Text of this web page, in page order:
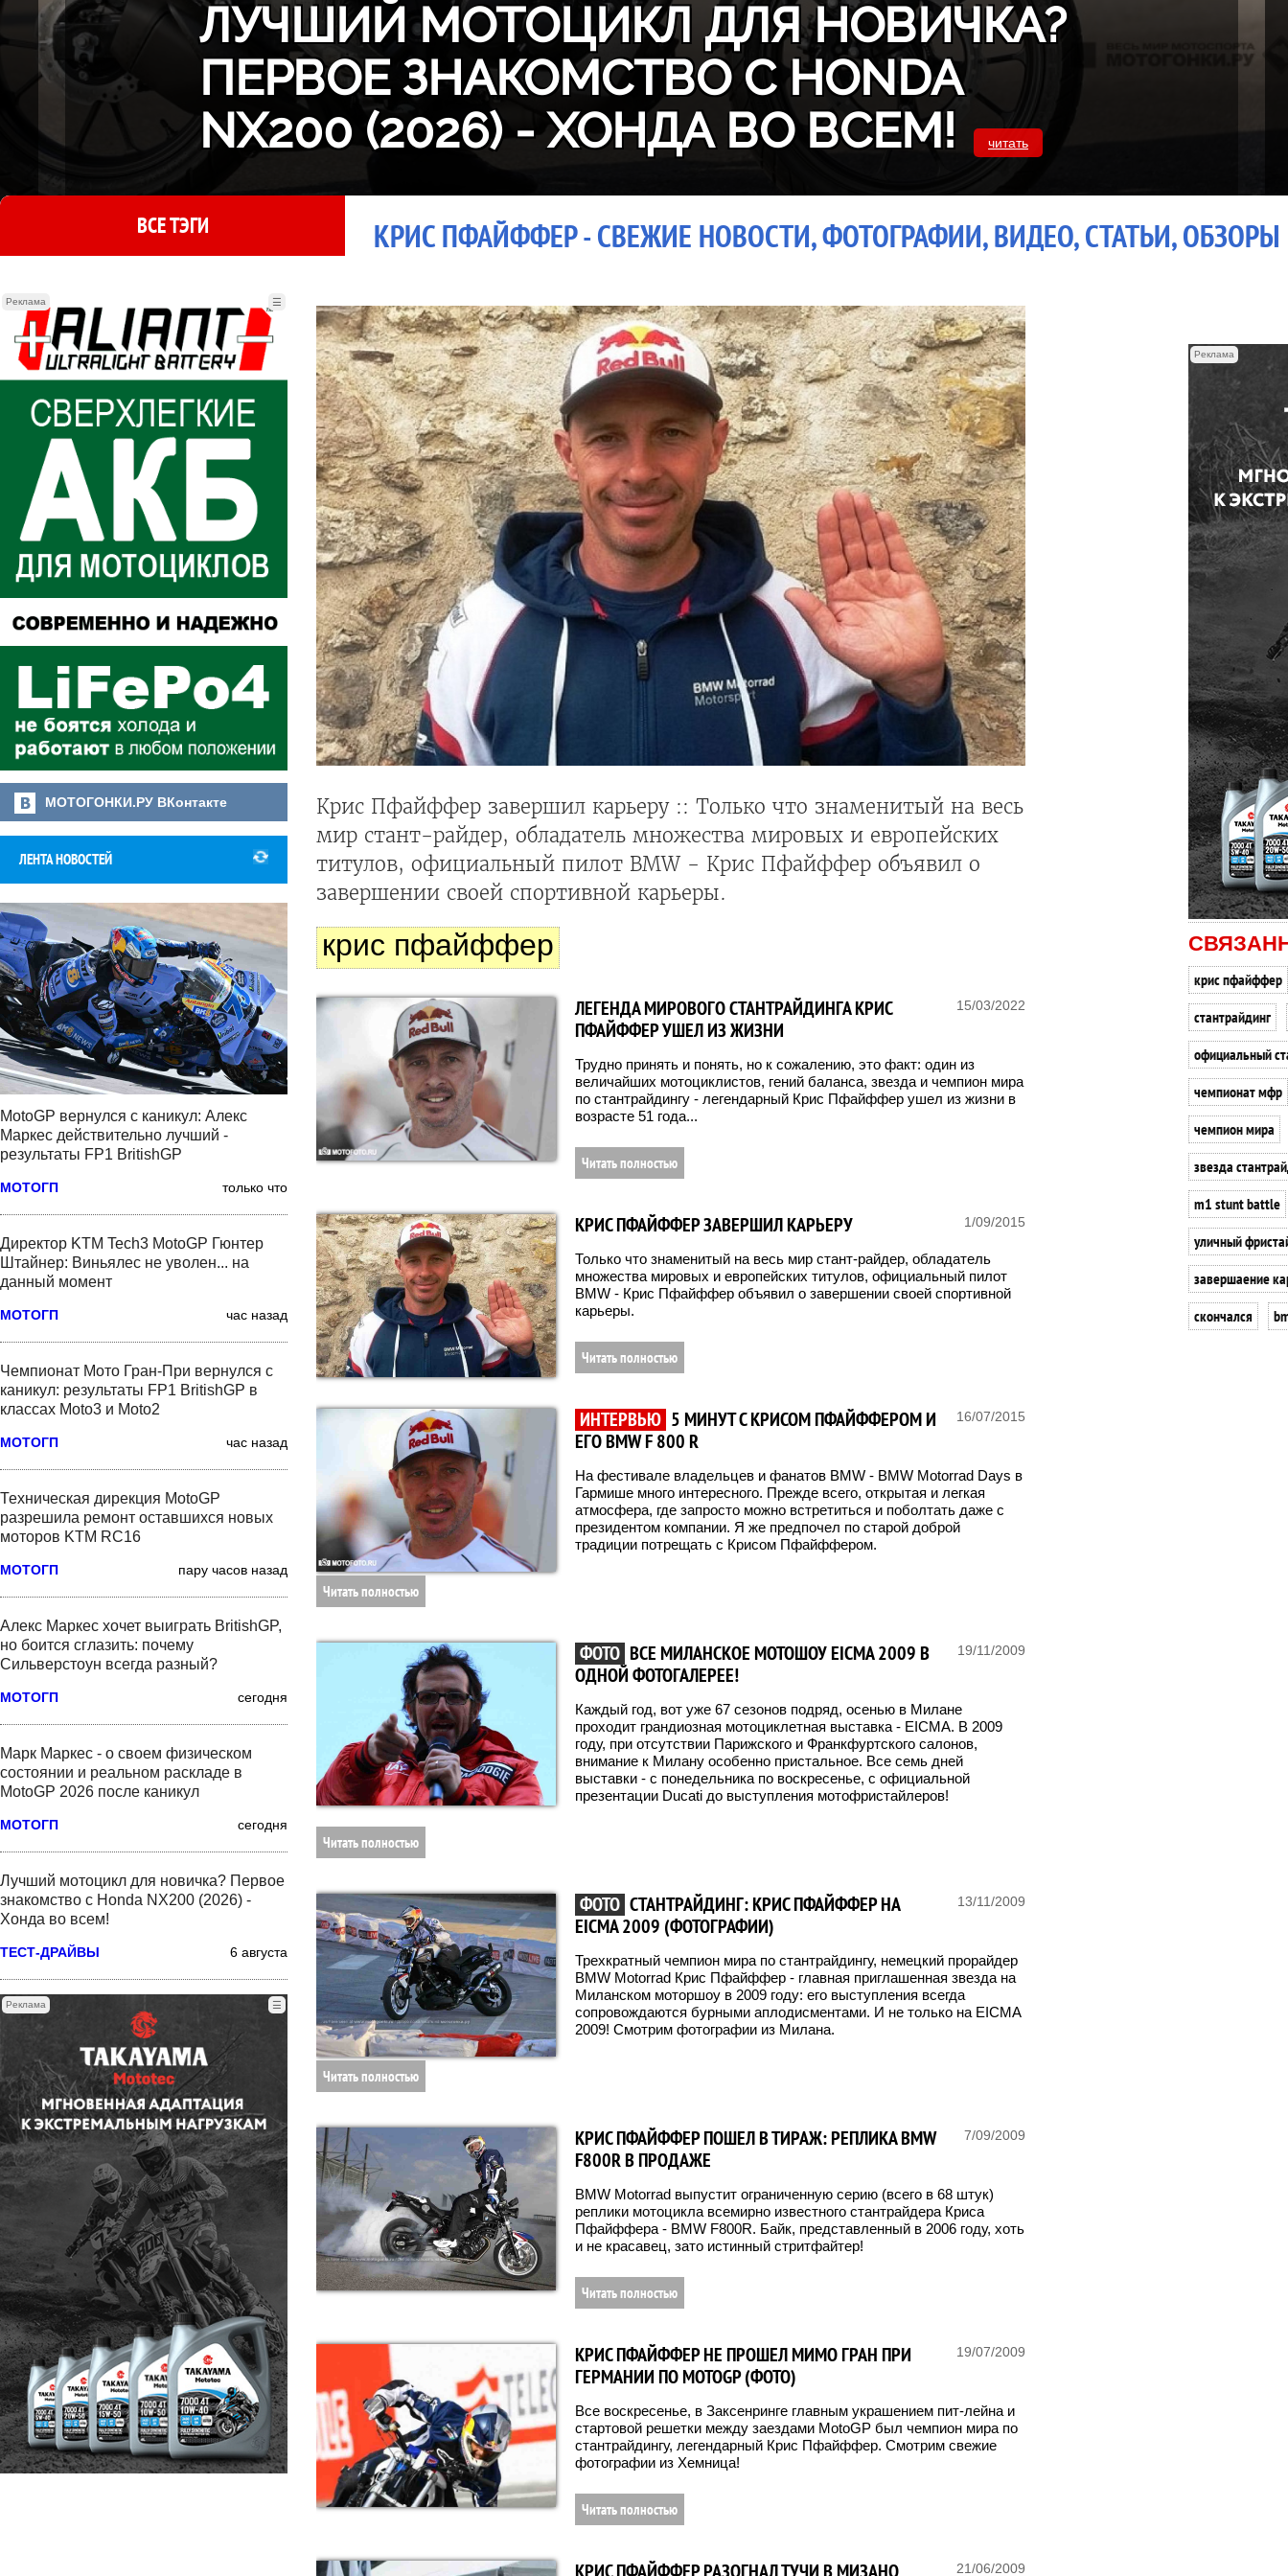
ЛУЧШИЙ МОТОЦИКЛ ДЛЯ НОВИЧКА?
ПЕРВОЕ ЗНАКОМСТВО С HONDA
NX200 (2026) - ХОНДА ВО ВСЕМ!
читать
ВСЕ ТЭГИ КРИС ПФАЙФФЕР - СВЕЖИЕ НОВОСТИ, ФОТОГРАФИИ, ВИДЕО, СТАТЬИ, ОБЗОРЫ
Реклама ☰
МОТОГОНКИ.РУ ВКонтакте
ЛЕНТА НОВОСТЕЙ
MotoGP вернулся с каникул: Алекс
Маркес действительно лучший -
результаты FP1 BritishGP
МОТОГП только что
Директор KTM Tech3 MotoGP Гюнтер
Штайнер: Виньялес не уволен... на
данный момент
МОТОГП час назад
Чемпионат Мото Гран-При вернулся с
каникул: результаты FP1 BritishGP в
классах Moto3 и Moto2
МОТОГП час назад
Техническая дирекция MotoGP
разрешила ремонт оставшихся новых
моторов KTM RC16
МОТОГП пару часов назад
Алекс Маркес хочет выиграть BritishGP,
но боится сглазить: почему
Сильверстоун всегда разный?
МОТОГП сегодня
Марк Маркес - о своем физическом
состоянии и реальном раскладе в
MotoGP 2026 после каникул
МОТОГП сегодня
Лучший мотоцикл для новичка? Первое
знакомство с Honda NX200 (2026) -
Хонда во всем!
ТЕСТ-ДРАЙВЫ 6 августа
Реклама ☰
Крис Пфайффер завершил карьеру :: Только что знаменитый на весь
мир стант-райдер, обладатель множества мировых и европейских
титулов, официальный пилот BMW - Крис Пфайффер объявил о
завершении своей спортивной карьеры.
крис пфайффер
15/03/2022
ЛЕГЕНДА МИРОВОГО СТАНТРАЙДИНГА КРИС
ПФАЙФФЕР УШЕЛ ИЗ ЖИЗНИ
Трудно принять и понять, но к сожалению, это факт: один из
величайших мотоциклистов, гений баланса, звезда и чемпион мира
по стантрайдингу - легендарный Крис Пфайффер ушел из жизни в
возрасте 51 года...
Читать полностью
1/09/2015
КРИС ПФАЙФФЕР ЗАВЕРШИЛ КАРЬЕРУ
Только что знаменитый на весь мир стант-райдер, обладатель
множества мировых и европейских титулов, официальный пилот
BMW - Крис Пфайффер объявил о завершении своей спортивной
карьеры.
Читать полностью
ИНТЕРВЬЮ 16/07/2015
5 МИНУТ С КРИСОМ ПФАЙФФЕРОМ И
ЕГО BMW F 800 R
На фестивале владельцев и фанатов BMW - BMW Motorrad Days в
Гармише много интересного. Прежде всего, открытая и легкая
атмосфера, где запросто можно встретиться и поболтать даже с
президентом компании. Я же предпочел по старой доброй
традиции потрещать с Крисом Пфайффером.
Читать полностью
ФОТО 19/11/2009
ВСЕ МИЛАНСКОЕ МОТОШОУ EICMA 2009 В
ОДНОЙ ФОТОГАЛЕРЕЕ!
Каждый год, вот уже 67 сезонов подряд, осенью в Милане
проходит грандиозная мотоциклетная выставка - EICMA. В 2009
году, при отсутствии Парижского и Франкфуртского салонов,
внимание к Милану особенно пристальное. Все семь дней
выставки - с понедельника по воскресенье, с официальной
презентации Ducati до выступления мотофристайлеров!
Читать полностью
ФОТО 13/11/2009
СТАНТРАЙДИНГ: КРИС ПФАЙФФЕР НА
EICMA 2009 (ФОТОГРАФИИ)
Трехкратный чемпион мира по стантрайдингу, немецкий прорайдер
BMW Motorrad Крис Пфайффер - главная приглашенная звезда на
Миланском моторшоу в 2009 году: его выступления всегда
сопровождаются бурными аплодисментами. И не только на EICMA
2009! Смотрим фотографии из Милана.
Читать полностью
7/09/2009
КРИС ПФАЙФФЕР ПОШЕЛ В ТИРАЖ: РЕПЛИКА BMW
F800R В ПРОДАЖЕ
BMW Motorrad выпустит ограниченную серию (всего в 68 штук)
реплики мотоцикла всемирно известного стантрайдера Криса
Пфайффера - BMW F800R. Байк, представленный в 2006 году, хоть
и не красавец, зато истинный стритфайтер!
Читать полностью
19/07/2009
КРИС ПФАЙФФЕР НЕ ПРОШЕЛ МИМО ГРАН ПРИ
ГЕРМАНИИ ПО MOTOGP (ФОТО)
Все воскресенье, в Заксенринге главным украшением пит-лейна и
стартовой решетки между заездами MotoGP был чемпион мира по
стантрайдингу, легендарный Крис Пфайффер. Смотрим свежие
фотографии из Хемница!
Читать полностью
21/06/2009
Реклама
крис пфайффер
стантрайдинг
официальный
чемпионат мфр
чемпион мира
звезда
m1 stunt battle
уличный
завершаение
скончался